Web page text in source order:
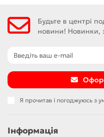
Будьте в центрі
новини! Новинки,
Я прочитав і погоджуюсь з
Інформація